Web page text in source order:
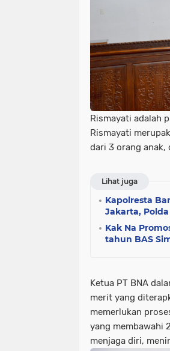
Rismayati adalah
Rismayati
dari 3 orang anak,
Lihat juga
Kapolresta
Jakarta,
Kak Na
tahun BAS
Ketua PT BNA
merit yang
memerlukan
yang membawahi
menjaga diri,